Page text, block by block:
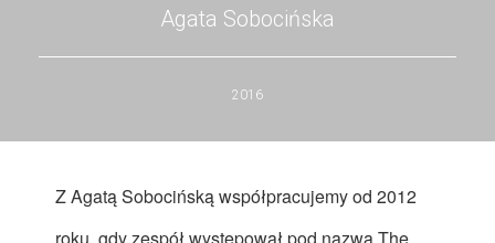
Agata Sobocińska
2016
Z Agatą Sobocińską współpracujemy od 2012